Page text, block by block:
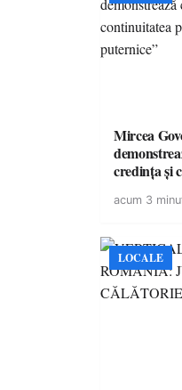
Mircea
credința și
acum 3
LOCALE